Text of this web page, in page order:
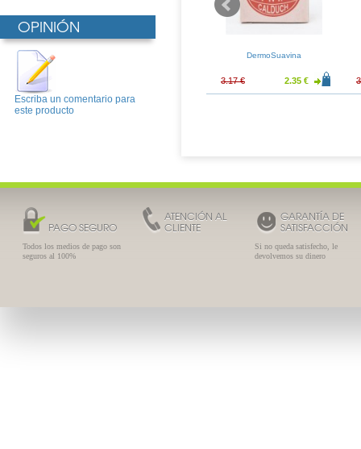
OPINIÓN
Escriba un comentario para
este producto
C20
30 ampollas
39.88 €
DermoSuavina
3.17 € 2.35 €
PAGO SEGURO
Todos los medios de pago son
seguros al 100%
ATENCIÓN AL
CLIENTE
GARANTÍA DE
SATISFACCIÓN
Si no queda satisfecho, le
devolvemos su dinero